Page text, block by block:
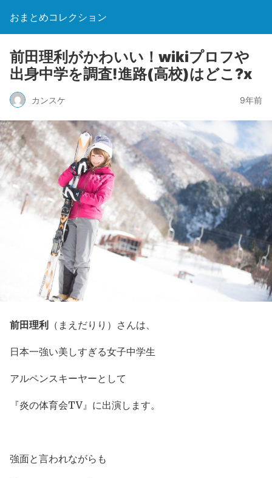
おまとめコレクション
前田理利がかわいい！wikiプロフや
出身中学を調査!進路(高校)はどこ?x
カンスケ 9年前
前田理利 （まえだりり）さんは、
日本一強い美しすぎる女子中学生
アルペンスキーヤーとして
『炎の体育会TV』に出演します。
強面と言われながらも